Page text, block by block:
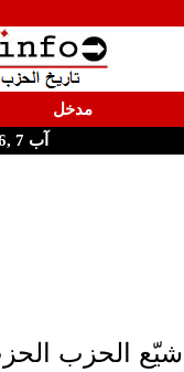
مدخل
آب 7 ,2026
شيّع الحزب